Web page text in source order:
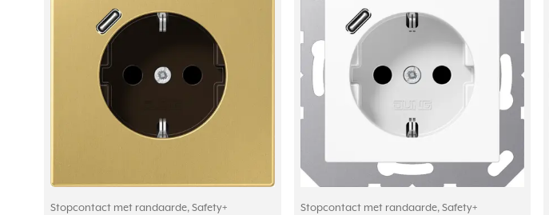
Stopcontact met randaarde, Safety+
Stopcontact met randaarde, Safety+